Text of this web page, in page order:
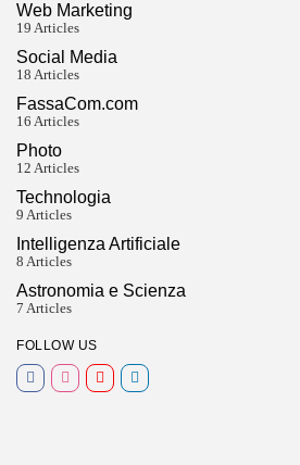
Web Marketing
19 Articles
Social Media
18 Articles
FassaCom.com
16 Articles
Photo
12 Articles
Technologia
9 Articles
Intelligenza Artificiale
8 Articles
Astronomia e Scienza
7 Articles
FOLLOW US